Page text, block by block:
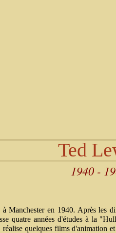
Ted
1940 -
Manchester en 1940. Après les
quatre années d'études à la
quelques films d'animation